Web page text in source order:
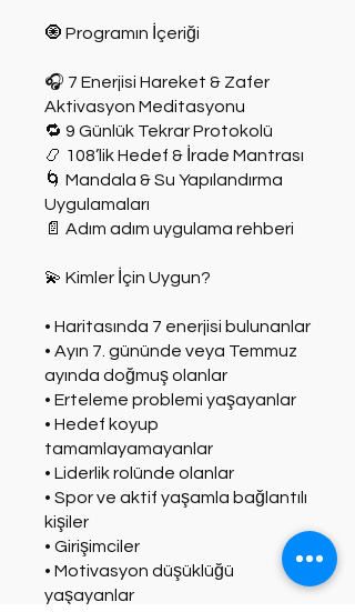
🧿 Programın İçeriği
🎧 7 Enerjisi Hareket & Zafer
Aktivasyon Meditasyonu
🔁 9 Günlük Tekrar Protokolü
📿 108’lik Hedef & İrade Mantrası
🌀 Mandala & Su Yapılandırma
Uygulamaları
📄 Adım adım uygulama rehberi
💫 Kimler İçin Uygun?
• Haritasında 7 enerjisi bulunanlar
• Ayın 7. gününde veya Temmuz
ayında doğmuş olanlar
• Erteleme problemi yaşayanlar
• Hedef koyup
tamamlayamayanlar
• Liderlik rolünde olanlar
• Spor ve aktif yaşamla bağlantılı
kişiler
• Girişimciler
• Motivasyon düşüklüğü
yaşayanlar